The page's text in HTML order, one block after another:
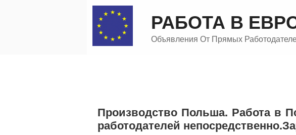
РАБОТА В
Объявления От Прямых
Производство Польша. Работа в
работодателей